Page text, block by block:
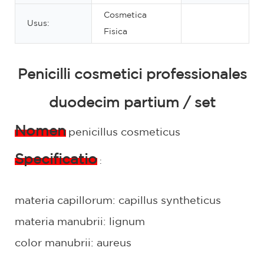
Usus:
Cosmetica
Fisica
Penicilli cosmetici professionales
duodecim partium / set
Nomen penicillus cosmeticus
Specificatio :
materia capillorum: capillus syntheticus
materia manubrii: lignum
color manubrii: aureus